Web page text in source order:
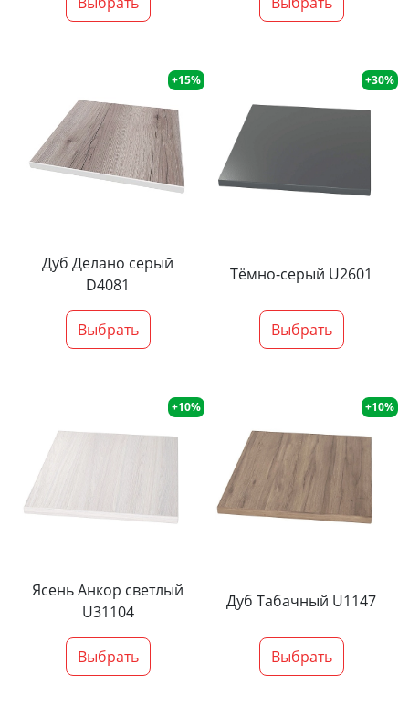
+15%
Дуб Делано серый
D4081
Выбрать
+30%
Тёмно-серый U2601
Выбрать
+10%
Ясень Анкор светлый
U31104
Выбрать
+10%
Дуб Табачный U1147
Выбрать